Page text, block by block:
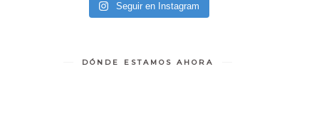
Seguir en Instagram
DÓNDE ESTAMOS AHORA